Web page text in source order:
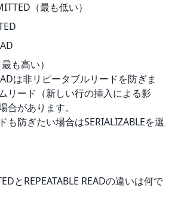
（最も低い）
も高い）
は非リピータブルリードを防ぎま
リード（新しい行の挿入による影
合があります。
も防ぎたい場合はSERIALIZABLEを選
とREPEATABLE READの違いは何で